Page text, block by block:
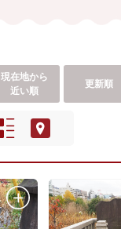
現在地から
近い順
更新順